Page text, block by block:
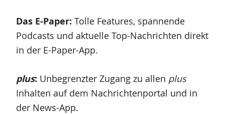
Das E-Paper: Tolle Features, spannende
Podcasts und aktuelle Top-Nachrichten direkt
in der E-Paper-App.
plus: Unbegrenzter Zugang zu allen plus
Inhalten auf dem Nachrichtenportal und in
der News-App.